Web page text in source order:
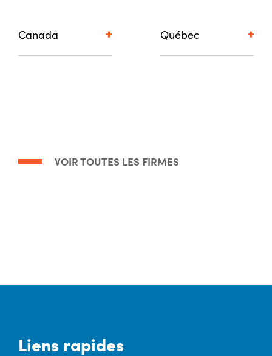
Canada Québec
VOIR TOUTES LES FIRMES
Liens rapides